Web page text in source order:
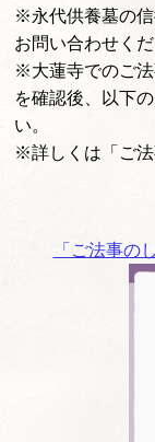
※永代供養墓の
お問い合わせくだ
※大蓮寺でのご法
を確認後、以下
い。
※詳しくは「ご法
「ご法事の